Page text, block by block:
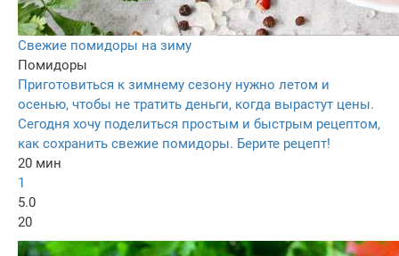
Свежие помидоры на зиму
Помидоры
Приготовиться к зимнему сезону нужно летом и
осенью, чтобы не тратить деньги, когда вырастут цены.
Сегодня хочу поделиться простым и быстрым рецептом,
как сохранить свежие помидоры. Берите рецепт!
20 мин
1
5.0
20